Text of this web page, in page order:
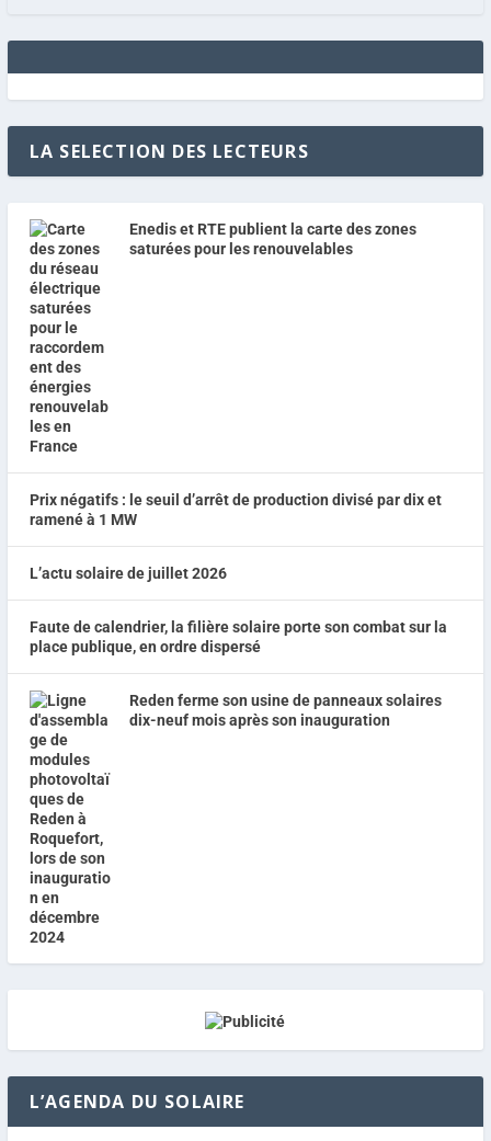
LA SELECTION DES LECTEURS
Enedis et RTE publient la carte des zones
saturées pour les renouvelables
Prix négatifs : le seuil d’arrêt de production divisé par dix et
ramené à 1 MW
L’actu solaire de juillet 2026
Faute de calendrier, la filière solaire porte son combat sur la
place publique, en ordre dispersé
Reden ferme son usine de panneaux solaires
dix-neuf mois après son inauguration
L’AGENDA DU SOLAIRE